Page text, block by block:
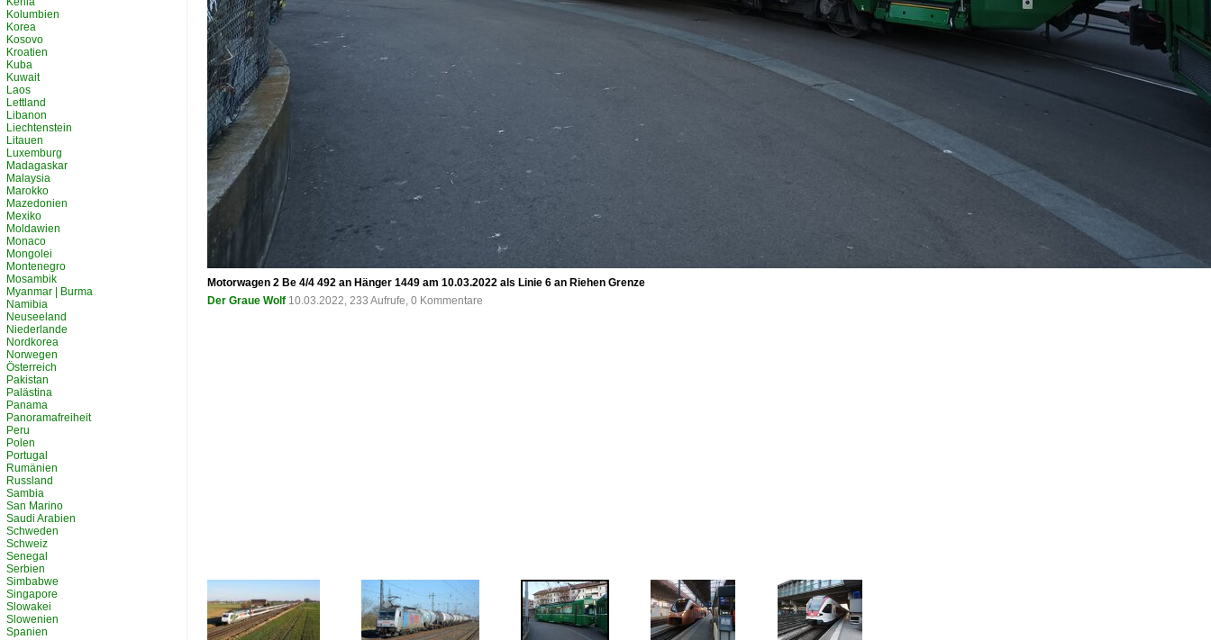
Motorwagen 2 Be 4/4 492 an Hänger 1449 am 10.03.2022 als Linie 6 an Riehen Grenze
Der Graue Wolf 10.03.2022, 233 Aufrufe, 0 Kommentare
Kolumbien
Korea
Kosovo
Kroatien
Kuba
Kuwait
Laos
Lettland
Libanon
Liechtenstein
Litauen
Luxemburg
Madagaskar
Malaysia
Marokko
Mazedonien
Mexiko
Moldawien
Monaco
Mongolei
Montenegro
Mosambik
Myanmar | Burma
Namibia
Neuseeland
Niederlande
Nordkorea
Norwegen
Österreich
Pakistan
Palästina
Panama
Panoramafreiheit
Peru
Polen
Portugal
Rumänien
Russland
Sambia
San Marino
Saudi Arabien
Schweden
Schweiz
Senegal
Serbien
Simbabwe
Singapore
Slowakei
Slowenien
Spanien